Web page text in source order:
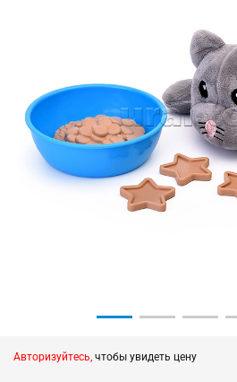
Авторизуйтесь, чтобы увидеть цену